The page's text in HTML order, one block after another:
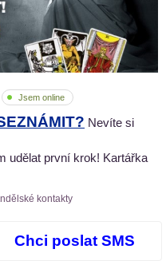
Jsem online
Nevíte si
udělat první krok! Kartářka
kontakty
Chci poslat SMS